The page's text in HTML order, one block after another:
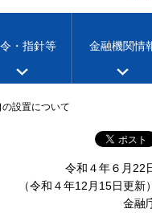
・指針等 金融機関情
設置について
令和４年６月22
（令和４年12月15日更新）
金融